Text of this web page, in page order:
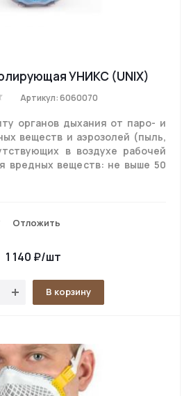
УНИКС (UNIX)
Артикул: 6060070
органов дыхания от паро- и
веществ и аэрозолей (пыль,
в воздухе рабочей
вредных веществ: не выше 50
Отложить
1 140 ₽/шт
В корзину